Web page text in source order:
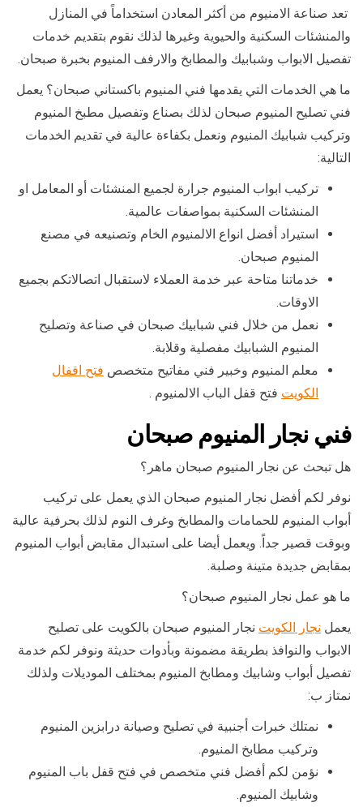
تعد صناعة الامنيوم من أكثر المعادن استخداماً في المنازل
والمنشئات السكنية والحيوية وغيرها لذلك نقوم بتقديم خدمات
تفصيل الابواب وشبابيك والمطابخ والارفف المنيوم بخبرة صبحان.
ما هي الخدمات التي يقدمها فني المنيوم باكستاني صبحان؟ يعمل
فني تصليح المنيوم صبحان لذلك بصناع وتفصيل مطبخ المنيوم
وتركيب شبابيك المنيوم ونعمل بكفاءة عالية في تقديم الخدمات
التالية:
تركيب ابواب المنيوم جرارة لجميع المنشئات أو المعامل او
المنشئات السكنية بمواصفات عالمية.
استيراد أفضل انواع الالمنيوم الخام وتصنيعه في مصنع
المنيوم صبحان.
خدماتنا متاحة عبر خدمة العملاء لاستقبال اتصالاتكم بجميع
الاوقات.
نعمل من خلال فني شبابيك صبحان في صناعة وتصليح
المنيوم الشبابيك مفصلية وقلابة.
معلم المنيوم وخبير فني مفاتيح متخصص فتح اقفال
الكويت فتح قفل الباب الالمنيوم .
فني نجار المنيوم صبحان
هل تبحث عن نجار المنيوم صبحان ماهر؟
نوفر لكم أفضل نجار المنيوم صبحان الذي يعمل على تركيب
أبواب المنيوم للحمامات والمطابخ وغرف النوم لذلك بحرفية عالية
وبوقت قصير جداً. ويعمل أيضا على استبدال مقابض أبواب المنيوم
بمقابض جديدة متينة وصلبة.
ما هو عمل نجار المنيوم صبحان؟
يعمل نجار الكويت نجار المنيوم صبحان بالكويت على تصليح
الابواب والنوافذ بطريقة مضمونة وبأدوات حديثة ونوفر لكم خدمة
تفصيل أبواب وشابيك ومطابخ المنيوم بمختلف الموديلات ولذلك
نمتاز ب:
نمتلك خبرات أجنبية في تصليح وصيانة درابزين المنيوم
وتركيب مطابخ المنيوم.
نؤمن لكم أفضل فني متخصص في فتح قفل باب المنيوم
وشابيك المنيوم.